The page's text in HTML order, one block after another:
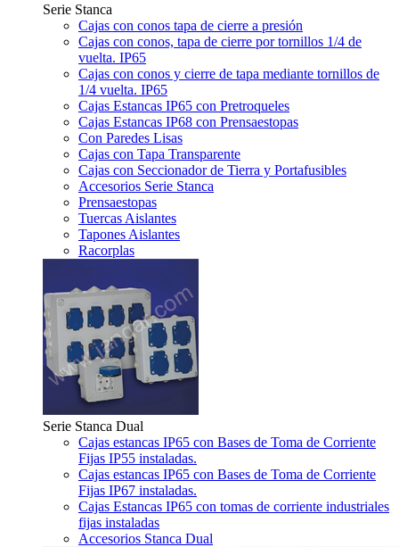
Serie Stanca
Cajas con conos tapa de cierre a presión
Cajas con conos, tapa de cierre por tornillos 1/4 de
vuelta. IP65
Cajas con conos y cierre de tapa mediante tornillos de
1/4 vuelta. IP65
Cajas Estancas IP65 con Pretroqueles
Cajas Estancas IP68 con Prensaestopas
Con Paredes Lisas
Cajas con Tapa Transparente
Cajas con Seccionador de Tierra y Portafusibles
Accesorios Serie Stanca
Prensaestopas
Tuercas Aislantes
Tapones Aislantes
Racorplas
Serie Stanca Dual
Cajas estancas IP65 con Bases de Toma de Corriente
Fijas IP55 instaladas.
Cajas estancas IP65 con Bases de Toma de Corriente
Fijas IP67 instaladas.
Cajas Estancas IP65 con tomas de corriente industriales
fijas instaladas
Accesorios Stanca Dual